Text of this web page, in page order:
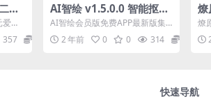
次
好
中
...
357
AI智绘 v1.5.0.0 智能抠图
等实用工具
AI智绘会员版免费APP最新版集
成了强大的人工智能技术，提供
了多样化的功能，包括...
2 年前 0 0 314
燎
不
告
燎
读
彩
快速导航